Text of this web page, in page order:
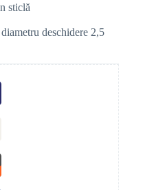
sticlă
deschidere 2,5